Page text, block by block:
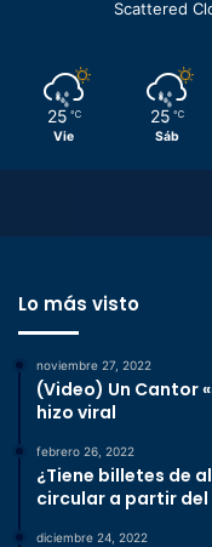
Scattered
25 ℃
Vie
25 ℃
Sáb
Lo más visto
noviembre 27, 2022
(Video) Un Cantor
hizo viral
febrero 26, 2022
¿Tiene billetes de
circular a partir del
diciembre 24, 2022